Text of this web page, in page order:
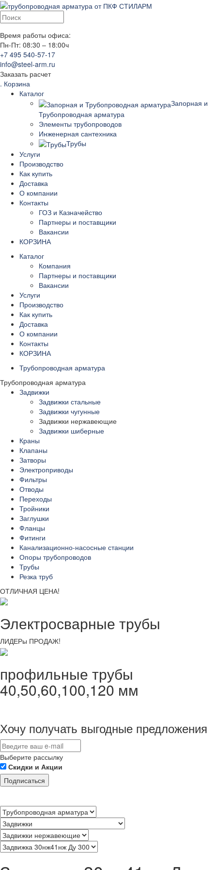
Время работы офиса:
Пн-Пт: 08:30 – 18:00ч
+7 495 540-57-17
info@steel-arm.ru
Заказать расчет
. Корзина
Каталог
Запорная и
Трубопроводная арматура
Элементы трубопроводов
Инженерная сантехника
Трубы
Услуги
Производство
Как купить
Доставка
О компании
Контакты
ГОЗ и Казначейство
Партнеры и поставщики
Вакансии
КОРЗИНА
Каталог
Компания
Партнеры и поставщики
Вакансии
Услуги
Производство
Как купить
Доставка
О компании
Контакты
КОРЗИНА
Трубопроводная арматура
Трубопроводная арматура
Задвижки
Задвижки стальные
Задвижки чугунные
Задвижки нержавеющие
Задвижки шиберные
Краны
Клапаны
Затворы
Электроприводы
Фильтры
Отводы
Переходы
Тройники
Заглушки
Фланцы
Фитинги
Канализационно-насосные станции
Опоры трубопроводов
Трубы
Резка труб
ОТЛИЧНАЯ ЦЕНА!
Электросварные трубы
ЛИДЕРы ПРОДАЖ!
профильные трубы
40,50,60,100,120 мм
Хочу получать выгодные предложения
Выберите рассылку
Скидки и Акции
Подписаться